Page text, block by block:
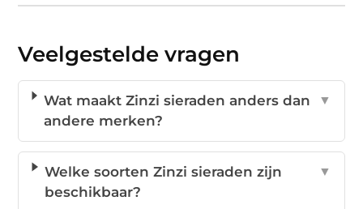
Veelgestelde vragen
Wat maakt Zinzi sieraden anders dan
andere merken?
▼
Welke soorten Zinzi sieraden zijn
beschikbaar?
▼